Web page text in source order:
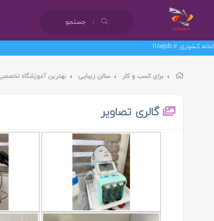
جستجو
برای کسب و کار سالن زیبایی بهترین آموزشگاه
گالری تصاویر